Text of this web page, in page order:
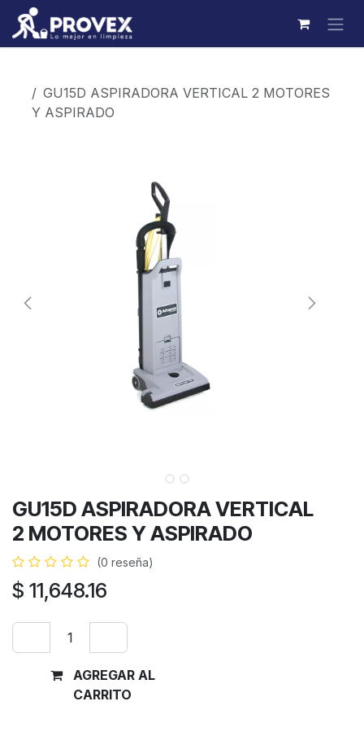
Ir al contenido
GU15D ASPIRADORA VERTICAL 2 MOTORES
Y ASPIRADO
GU15D ASPIRADORA VERTICAL
2 MOTORES Y ASPIRADO
(0 reseña)
$ 11,648.16
AGREGAR AL
CARRITO